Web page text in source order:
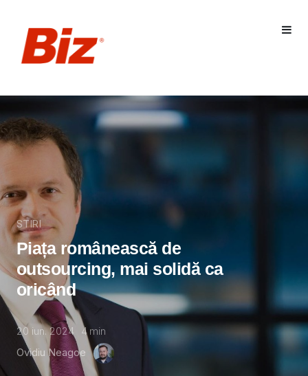
STIRI
Piața românească de
outsourcing, mai solidă ca
oricând
20 iun. 2024 4 min
Ovidiu Neagoe